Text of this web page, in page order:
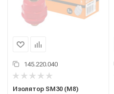
145.220.040
Изолятор SM30 (М8)